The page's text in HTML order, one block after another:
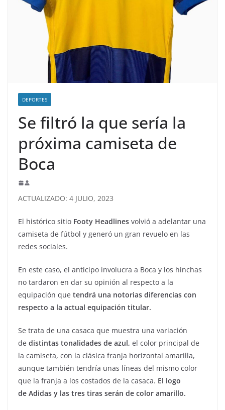
DEPORTES
Se filtró la que sería la
próxima camiseta de
Boca
ACTUALIZADO: 4 JULIO, 2023
El histórico sitio Footy Headlines volvió a adelantar una
camiseta de fútbol y generó un gran revuelo en las
redes sociales.
En este caso, el anticipo involucra a Boca y los hinchas
no tardaron en dar su opinión al respecto a la
equipación que tendrá una notorias diferencias con
respecto a la actual equipación titular.
Se trata de una casaca que muestra una variación
de distintas tonalidades de azul, el color principal de
la camiseta, con la clásica franja horizontal amarilla,
aunque también tendría unas líneas del mismo color
que la franja a los costados de la casaca. El logo
de Adidas y las tres tiras serán de color amarillo.